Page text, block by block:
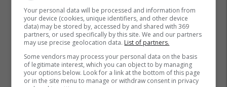
Your personal data will be processed and information from
your device (cookies, unique identifiers, and other device
data) may be stored by, accessed by and shared with 369
partners, or used specifically by this site. We and our partners
may use precise geolocation data. List of partners.
Some vendors may process your personal data on the basis
of legitimate interest, which you can object to by managing
your options below. Look for a link at the bottom of this page
or in the site menu to manage or withdraw consent in privacy